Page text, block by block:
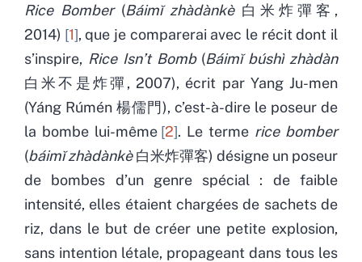
Rice Bomber(Báimĭ zhàdànkè 白米炸彈客,
2014) 1 , que je comparerai avec le récit dont il
s’inspire, Rice Isn’t Bomb(Báimĭ búshì zhàdàn
白米不是炸彈, 2007), écrit par Yang Ju-men
(Yáng Rúmén 楊儒門), c’est-à-dire le poseur de
la bombe lui-même 2 . Le terme rice bomber
(báimĭ zhàdànkè白米炸彈客) désigne un poseur
de bombes d’un genre spécial : de faible
intensité, elles étaient chargées de sachets de
riz, dans le but de créer une petite explosion,
sans intention létale, propageant dans tous les